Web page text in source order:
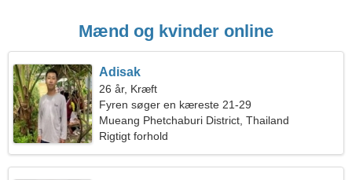
Mænd og kvinder online
Adisak
26 år, Kræft
Fyren søger en kæreste 21-29
Mueang Phetchaburi District, Thailand
Rigtigt forhold